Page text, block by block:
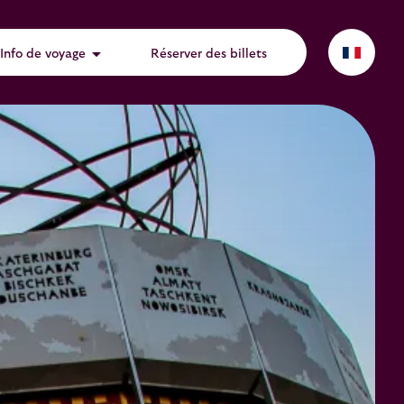
Info de voyage arrow_drop_down Réserver des billets